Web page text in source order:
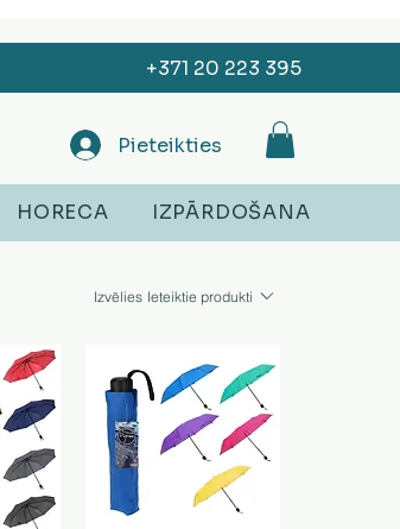
+371 20 223 395
Pieteikties
HORECA IZPĀRDOŠANA
Izvēlies Ieteiktie produkti